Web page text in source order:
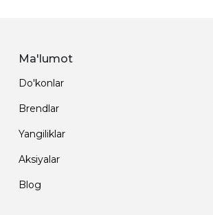
Ma'lumot
Do'konlar
Brendlar
Yangiliklar
Aksiyalar
Blog